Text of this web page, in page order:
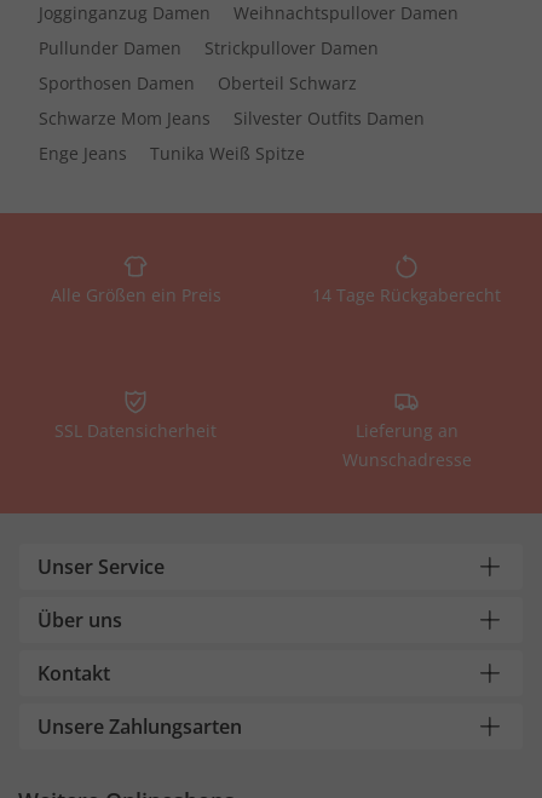
Jogginganzug Damen
Weihnachtspullover Damen
Pullunder Damen
Strickpullover Damen
Sporthosen Damen
Oberteil Schwarz
Schwarze Mom Jeans
Silvester Outfits Damen
Enge Jeans
Tunika Weiß Spitze
Alle Größen ein Preis 14 Tage Rückgaberecht
SSL Datensicherheit
Lieferung an
Wunschadresse
Unser Service
Über uns
Kontakt
Unsere Zahlungsarten